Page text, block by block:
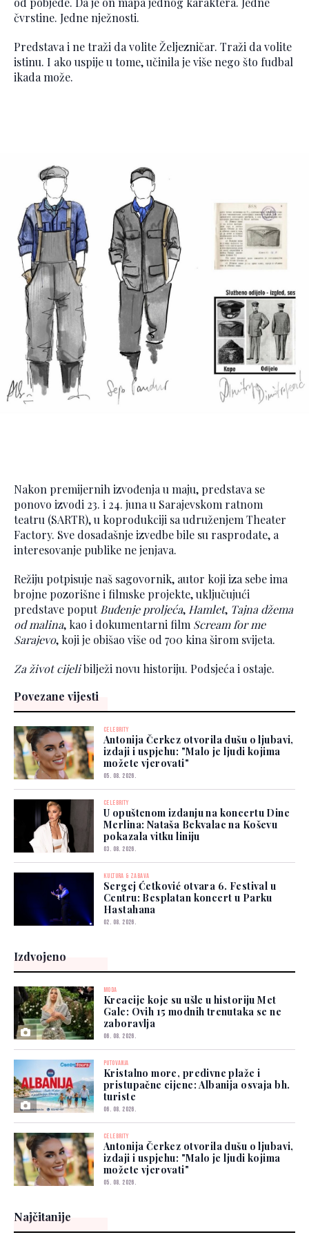
čvrstine. Jedne nježnosti.
Predstava i ne traži da volite Željezničar. Traži da volite
istinu. I ako uspije u tome, učinila je više nego što fudbal
ikada može.
Nakon premijernih izvođenja u maju, predstava se
ponovo izvodi 23. i 24. juna u Sarajevskom ratnom
teatru (SARTR), u koprodukciji sa udruženjem Theater
Factory. Sve dosadašnje izvedbe bile su rasprodate, a
interesovanje publike ne jenjava.
Režiju potpisuje naš sagovornik, autor koji iza sebe ima
brojne pozorišne i filmske projekte, uključujući
predstave poput Buđenje proljeća, Hamlet, Tajna džema
od malina, kao i dokumentarni film Scream for me
Sarajevo, koji je obišao više od 700 kina širom svijeta.
Za život cijelibilježi novu historiju. Podsjeća i ostaje.
Povezane vijesti
CELEBRITY
Antonija Čerkez otvorila dušu o ljubavi,
izdaji i uspjehu: "Malo je ljudi kojima
možete vjerovati"
05. 08. 2026.
CELEBRITY
U opuštenom izdanju na koncertu Dine
Merlina: Nataša Bekvalac na Koševu
pokazala vitku liniju
03. 08. 2026.
KULTURA & ZABAVA
Sergej Ćetković otvara 6. Festival u
Centru: Besplatan koncert u Parku
Hastahana
02. 08. 2026.
Izdvojeno
MODA
Kreacije koje su ušle u historiju Met
Gale: Ovih 15 modnih trenutaka se ne
zaboravlja
06. 08. 2026.
PUTOVANJA
Kristalno more, predivne plaže i
pristupačne cijene: Albanija osvaja bh.
turiste
06. 08. 2026.
CELEBRITY
Antonija Čerkez otvorila dušu o ljubavi,
izdaji i uspjehu: "Malo je ljudi kojima
možete vjerovati"
05. 08. 2026.
Najčitanije